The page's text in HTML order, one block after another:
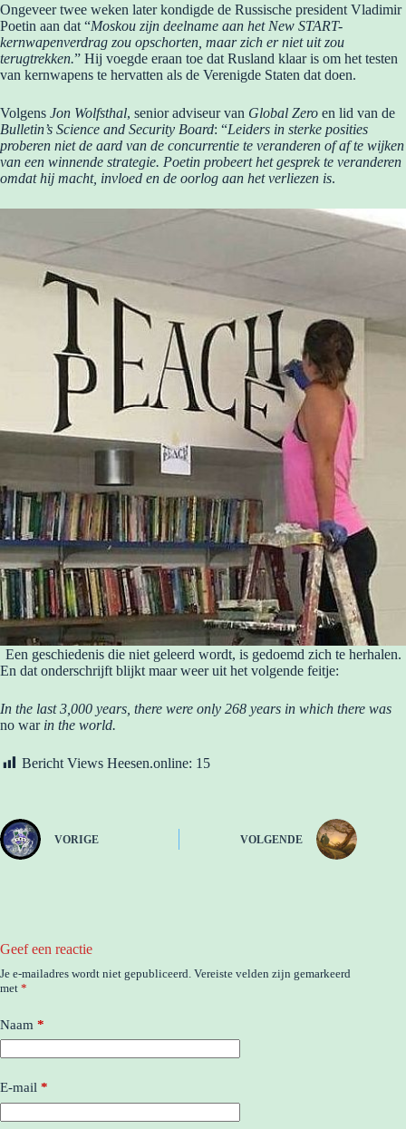
Ongeveer twee weken later kondigde de Russische president Vladimir
Poetin aan dat “Moskou zijn deelname aan het New START-
kernwapenverdrag zou opschorten, maar zich er niet uit zou
terugtrekken.” Hij voegde eraan toe dat Rusland klaar is om het testen
van kernwapens te hervatten als de Verenigde Staten dat doen.
Volgens Jon Wolfsthal, senior adviseur van Global Zero en lid van de
Bulletin’s Science and Security Board: “Leiders in sterke posities
proberen niet de aard van de concurrentie te veranderen of af te wijken
van een winnende strategie. Poetin probeert het gesprek te veranderen
omdat hij macht, invloed en de oorlog aan het verliezen is.
Een geschiedenis die niet geleerd wordt, is gedoemd zich te herhalen.
En dat onderschrijft blijkt maar weer uit het volgende feitje:
In the last 3,000 years, there were only 268 years in which there was
no war in the world.
Bericht Views Heesen.online: 15
VORIGE VOLGENDE
Geef een reactie
Je e-mailadres wordt niet gepubliceerd. Vereiste velden zijn gemarkeerd
met *
Naam *
E-mail *